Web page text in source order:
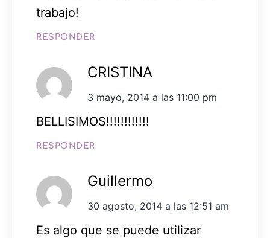
trabajo!
RESPONDER
CRISTINA
3 mayo, 2014 a las 11:00 pm
BELLISIMOS!!!!!!!!!!!!
RESPONDER
Guillermo
30 agosto, 2014 a las 12:51 am
Es algo que se puede utilizar